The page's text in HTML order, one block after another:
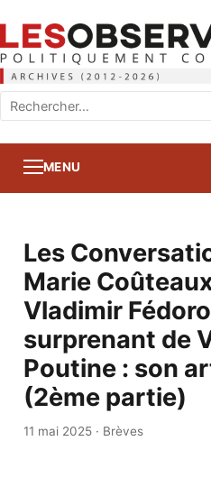
Rechercher
:
MENU
Les
Marie
Vladimir
surprenant de
Poutine : son
(2ème partie)
11 mai 2025· Brèves